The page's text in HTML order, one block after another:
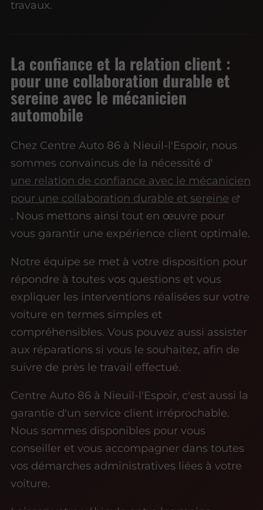
travaux.
La confiance et la relation client :
pour une collaboration durable et
sereine avec le mécanicien
automobile
Chez Centre Auto 86 à Nieuil-l'Espoir, nous
sommes convaincus de la nécessité d'
une relation de confiance avec le mécanicien
pour une collaboration durable et sereine
. Nous mettons ainsi tout en œuvre pour
vous garantir une expérience client optimale.
Notre équipe se met à votre disposition pour
répondre à toutes vos questions et vous
expliquer les interventions réalisées sur votre
voiture en termes simples et
compréhensibles. Vous pouvez aussi assister
aux réparations si vous le souhaitez, afin de
suivre de près le travail effectué.
Centre Auto 86 à Nieuil-l'Espoir, c'est aussi la
garantie d'un service client irréprochable.
Nous sommes disponibles pour vous
conseiller et vous accompagner dans toutes
vos démarches administratives liées à votre
voiture.